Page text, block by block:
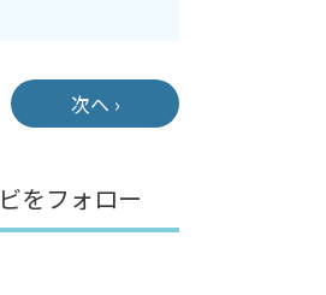
次へ ›
をフォロー